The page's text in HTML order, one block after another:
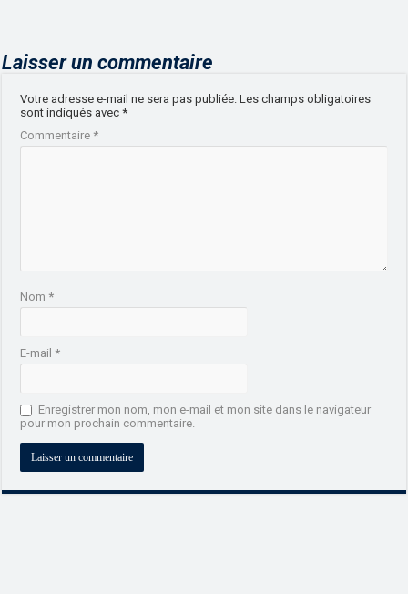
Laisser un commentaire
Votre adresse e-mail ne sera pas publiée. Les champs obligatoires
sont indiqués avec*
Commentaire*
Nom*
E-mail*
Enregistrer mon nom, mon e-mail et mon site dans le navigateur
pour mon prochain commentaire.